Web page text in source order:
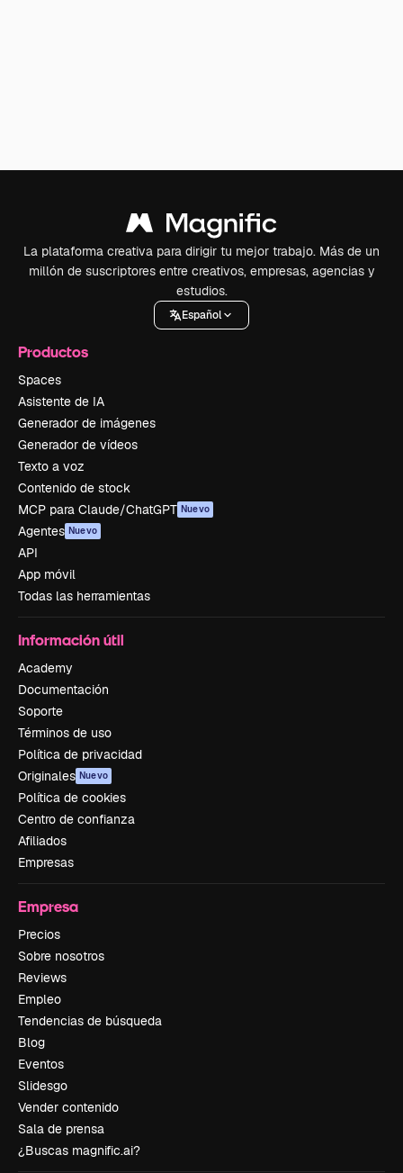
La plataforma creativa para dirigir tu mejor trabajo. Más de un
millón de suscriptores entre creativos, empresas, agencias y
estudios.
Español
Productos
Spaces
Asistente de IA
Generador de imágenes
Generador de vídeos
Texto a voz
Contenido de stock
MCP para Claude/ChatGPT Nuevo
Agentes Nuevo
API
App móvil
Todas las herramientas
Información útil
Academy
Documentación
Soporte
Términos de uso
Política de privacidad
Originales Nuevo
Política de cookies
Centro de confianza
Afiliados
Empresas
Empresa
Precios
Sobre nosotros
Reviews
Empleo
Tendencias de búsqueda
Blog
Eventos
Slidesgo
Vender contenido
Sala de prensa
¿Buscas magnific.ai?